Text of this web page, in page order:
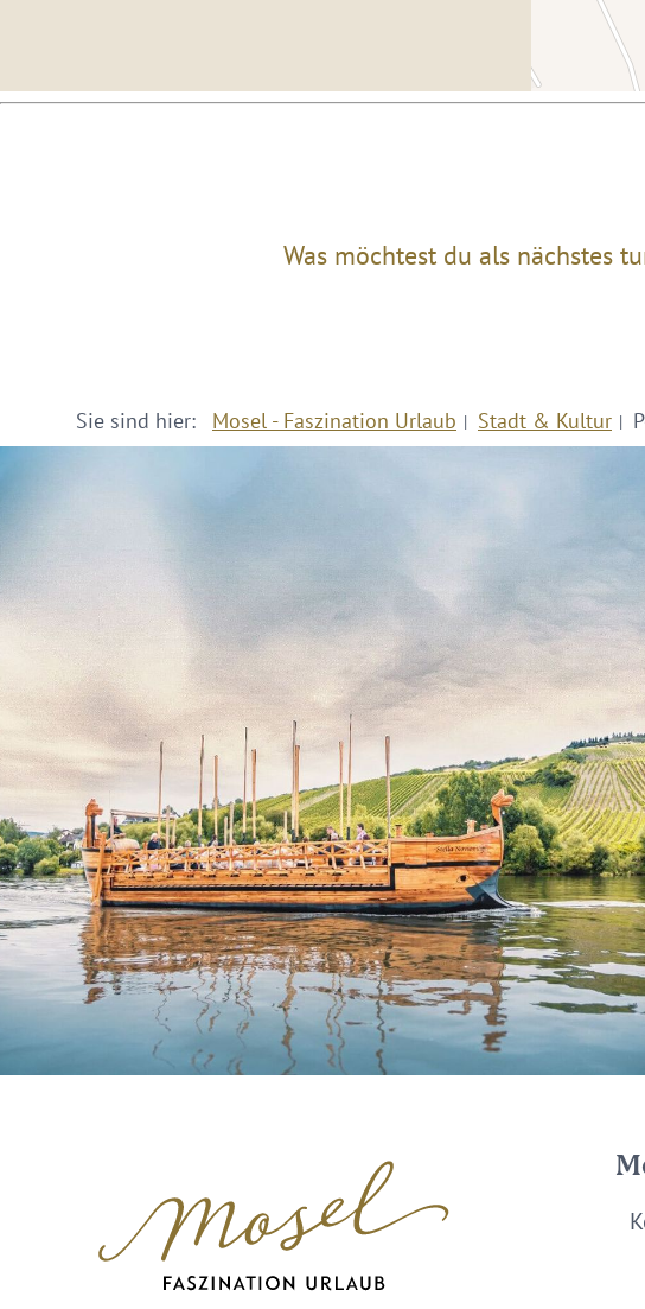
Was möchtest du als nächstes
Sie sind hier: Mosel - Faszination Urlaub Stadt & Kultur